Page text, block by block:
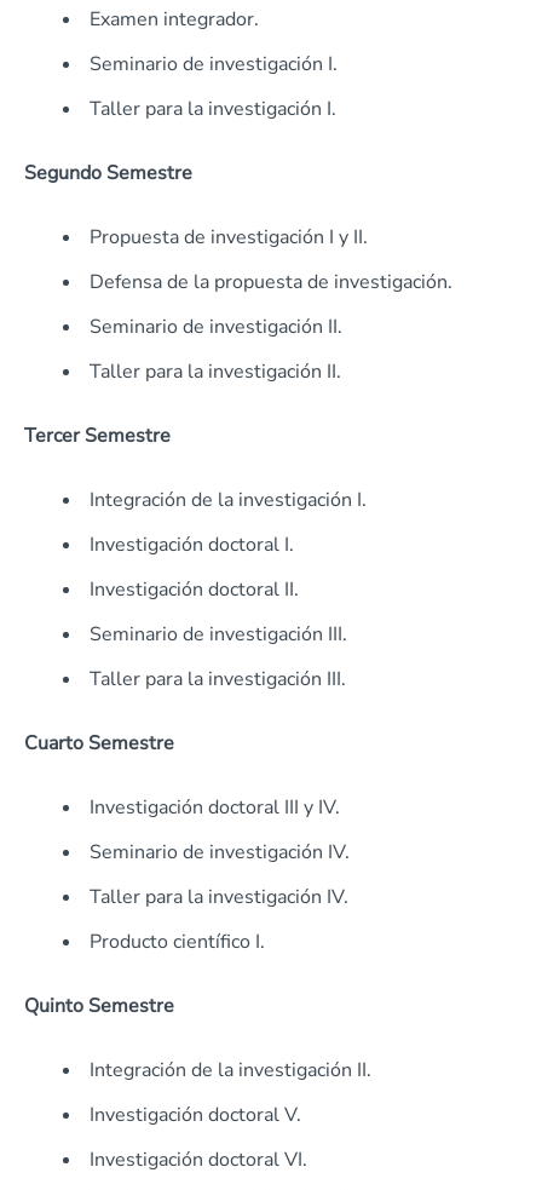
Examen integrador.
Seminario de investigación I.
Taller para la investigación I.
Segundo Semestre
Propuesta de investigación I y II.
Defensa de la propuesta de investigación.
Seminario de investigación II.
Taller para la investigación II.
Tercer Semestre
Integración de la investigación I.
Investigación doctoral I.
Investigación doctoral II.
Seminario de investigación III.
Taller para la investigación III.
Cuarto Semestre
Investigación doctoral III y IV.
Seminario de investigación IV.
Taller para la investigación IV.
Producto científico I.
Quinto Semestre
Integración de la investigación II.
Investigación doctoral V.
Investigación doctoral VI.